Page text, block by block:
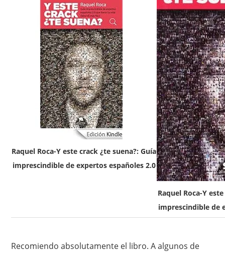
Raquel Roca-Y este crack ¿te suena?: Guía
imprescindible de expertos españoles 2.0
Raquel Roca-Y
imprescindible de
Recomiendo absolutamente el libro. A algunos de